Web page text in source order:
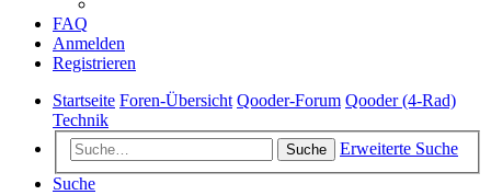
FAQ
Anmelden
Registrieren
Startseite Foren-Übersicht Qooder-Forum Qooder (4-Rad)
Technik
Suche
Erweiterte Suche
Suche